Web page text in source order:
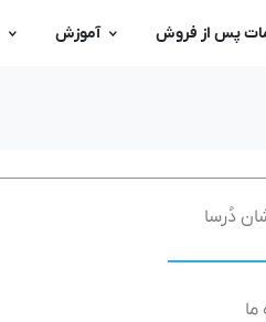
پس از فروش آموزش
دُرسا
ما